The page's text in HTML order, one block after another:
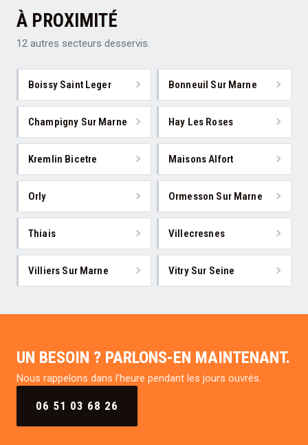
À PROXIMITÉ
12 autres secteurs desservis.
Boissy Saint Leger Bonneuil Sur Marne
Champigny Sur Marne Hay Les Roses
Kremlin Bicetre Maisons Alfort
Orly Ormesson Sur Marne
Thiais Villecresnes
Villiers Sur Marne Vitry Sur Seine
UN BESOIN ? PARLONS-EN MAINTENANT.
Nous rappelons dans l’heure pendant les jours ouvrés.
06 51 03 68 26